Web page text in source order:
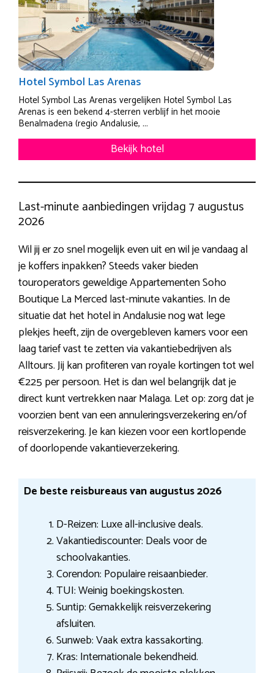
Hotel Symbol Las Arenas
Hotel Symbol Las Arenas vergelijken Hotel Symbol Las
Arenas is een bekend 4-sterren verblijf in het mooie
Benalmadena (regio Andalusie, ...
Bekijk hotel
Last-minute aanbiedingen vrijdag 7 augustus
2026
Wil jij er zo snel mogelijk even uit en wil je vandaag al
je koffers inpakken? Steeds vaker bieden
touroperators geweldige Appartementen Soho
Boutique La Merced last-minute vakanties. In de
situatie dat het hotel in Andalusie nog wat lege
plekjes heeft, zijn de overgebleven kamers voor een
laag tarief vast te zetten via vakantiebedrijven als
Alltours. Jij kan profiteren van royale kortingen tot wel
€225 per persoon. Het is dan wel belangrijk dat je
direct kunt vertrekken naar Malaga. Let op: zorg dat je
voorzien bent van een annuleringsverzekering en/of
reisverzekering. Je kan kiezen voor een kortlopende
of doorlopende vakantieverzekering.
De beste reisbureaus van augustus 2026
D-Reizen: Luxe all-inclusive deals.
Vakantiediscounter: Deals voor de
schoolvakanties.
Corendon: Populaire reisaanbieder.
TUI: Weinig boekingskosten.
Suntip: Gemakkelijk reisverzekering
afsluiten.
Sunweb: Vaak extra kassakorting.
Kras: Internationale bekendheid.